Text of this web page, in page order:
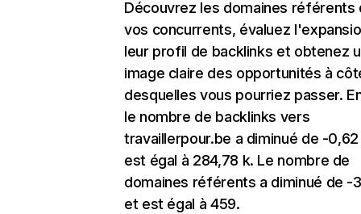
Découvrez les domaines référents
vos concurrents, évaluez
leur profil de backlinks et obtenez
image claire des opportunités à
desquelles vous pourriez passer.
le nombre de backlinks vers
travaillerpour.be a diminué de -
est égal à 284,78 k. Le nombre de
domaines référents a diminué de -
et est égal à 459.